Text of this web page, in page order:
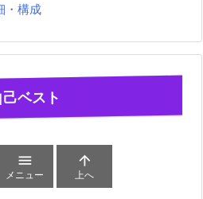
・構成
己ベスト

メニュー

上へ